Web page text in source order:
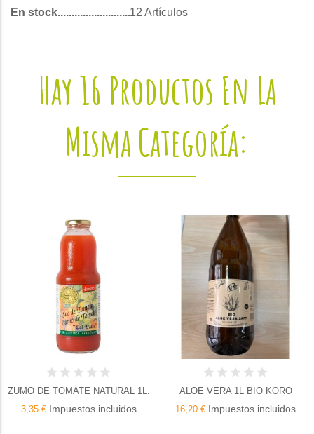
En stock 12 Artículos
Hay 16 Productos En La
Misma Categoría:
ZUMO DE TOMATE NATURAL 1L.
3,35 €Impuestos incluidos
ALOE VERA 1L BIO KORO
16,20 € Impuestos incluidos